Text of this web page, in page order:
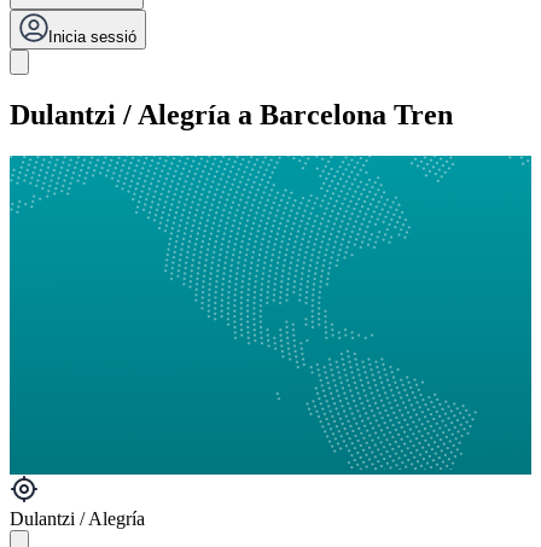
Inicia sessió
Dulantzi / Alegría a Barcelona Tren
Dulantzi / Alegría